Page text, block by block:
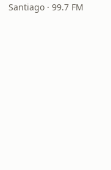
Santiago · 99.7 FM